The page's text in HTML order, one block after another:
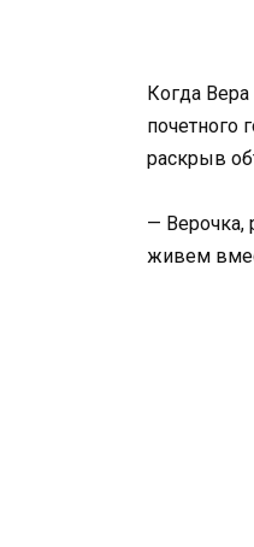
Когда
почетного
раскрыв
— Верочка,
живем